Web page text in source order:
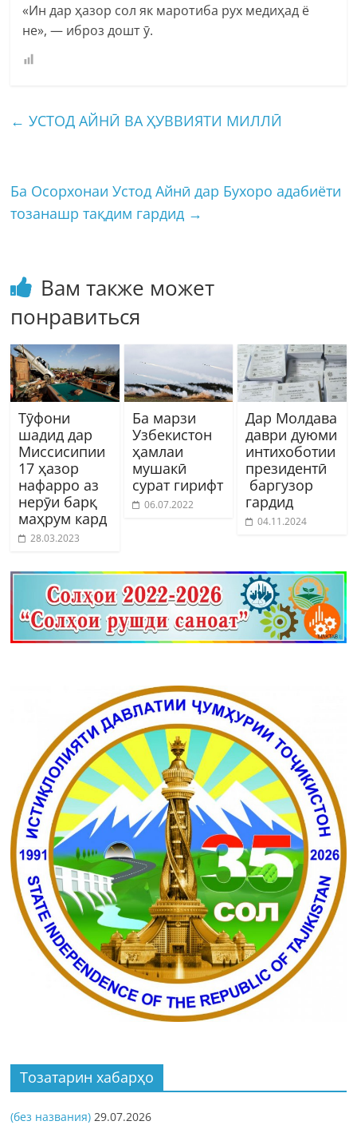
«Ин дар ҳазор сол як маротиба рух медиҳад ё
не», — иброз дошт ӯ.
← УСТОД АЙНӢ ВА ҲУВВИЯТИ МИЛЛӢ
Ба Осорхонаи Устод Айнӣ дар Бухоро адабиёти
тозанашр тақдим гардид →
Вам также может
понравиться
Тӯфони
шадид дар
Миссисипии
17 ҳазор
нафарро аз
нерӯи барқ
маҳрум кард
28.03.2023
Ба марзи
Узбекистон
ҳамлаи
мушакӣ
сурат гирифт
06.07.2022
Дар Молдава
даври дуюми
интихоботии
президентӣ
баргузор
гардид
04.11.2024
Тозатарин хабарҳо
(без названия) 29.07.2026